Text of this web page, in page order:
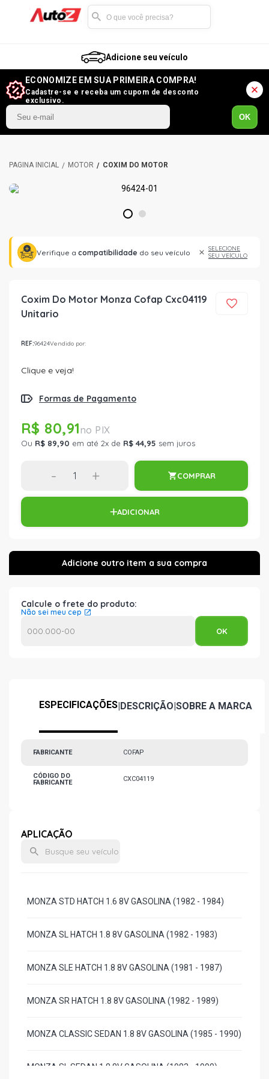
Adicione seu veículo
ECONOMIZE EM SUA PRIMEIRA COMPRA!
Cadastre-se e receba um cupom de desconto
exclusivo.
OK
MOTOR COXIM DO MOTOR
1 2
Verifique a compatibilidade do seu veículo
SELECIONE
SEU VEÍCULO
Coxim Do Motor Monza Cofap Cxc04119
Unitario
REF:96424Vendido por:
Clique e veja!
Formas de Pagamento
R$ 80,91
Ou R$ 89,90 em até 2x de R$ 44,95 sem juros
- + COMPRAR
ADICIONAR
Calcule o frete do produto:
Não sei meu cep
ESPECIFICAÇÕES|DESCRIÇÃO|SOBRE A MARCA
FABRICANTE COFAP
CÓDIGO DO
FABRICANTE
CXC04119
APLICAÇÃO
MONZA STD HATCH 1.6 8V GASOLINA (1982 - 1984)
MONZA SL HATCH 1.8 8V GASOLINA (1982 - 1983)
MONZA SLE HATCH 1.8 8V GASOLINA (1981 - 1987)
MONZA SR HATCH 1.8 8V GASOLINA (1982 - 1989)
MONZA CLASSIC SEDAN 1.8 8V GASOLINA (1985 - 1990)
MONZA SL SEDAN 1.8 8V GASOLINA (1983 - 1990)